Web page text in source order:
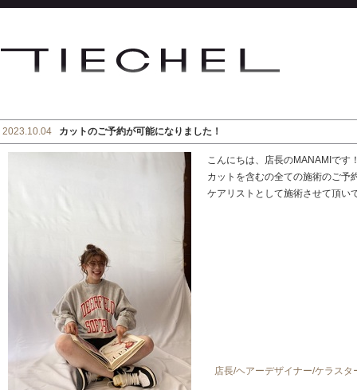
2023.10.04 カットのご予約が可能になりました！
こんにちは、店長のMANAMIです
カットを含むの全ての施術のご予
ケアリストとして施術させて頂い
店長/ヘアーデザイナー/ケラス